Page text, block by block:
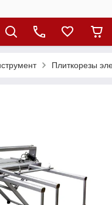
Плиткорезы